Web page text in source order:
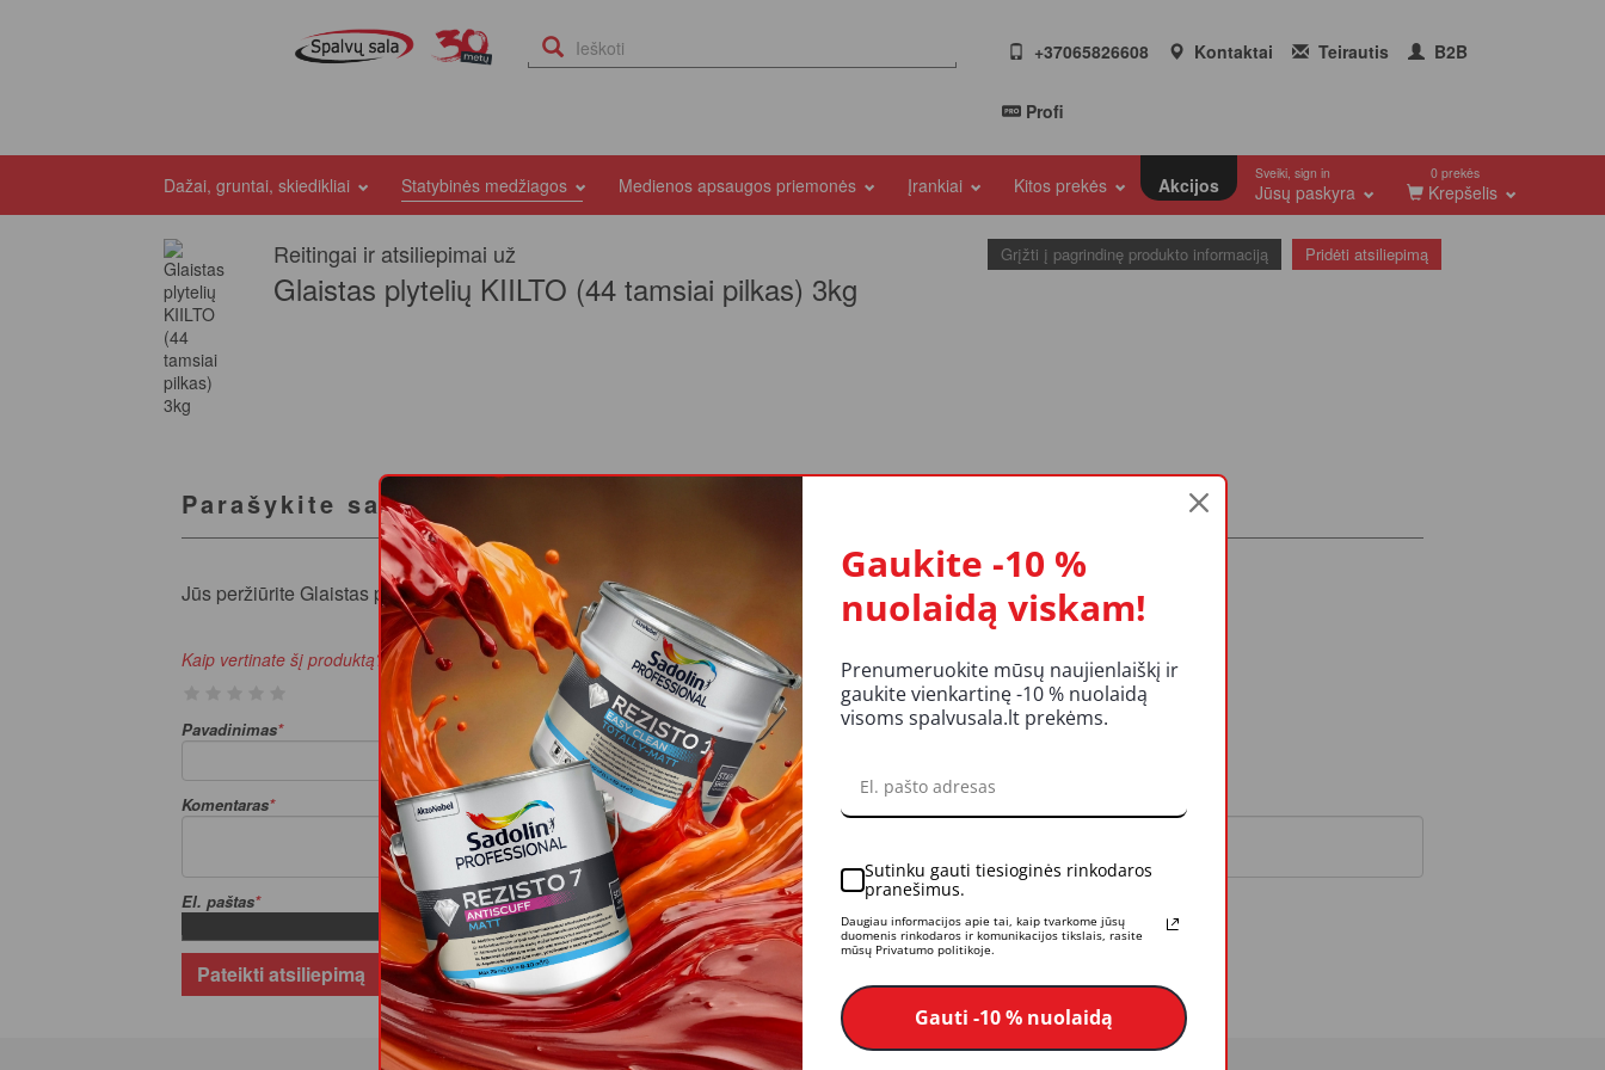
+37065826608 Kontaktai Teirautis B2B
Profi
Dažai, gruntai, skiedikliai Statybinės medžiagos Medienos apsaugos priemonės Įrankiai Kitos prekės Akcijos
Sveiki, sign in
Jūsų paskyra
0 prekės
Krepšelis
Reitingai ir atsiliepimai už
Glaistas plytelių KIILTO (44 tamsiai pilkas) 3kg
Grįžti į pagrindinę produkto informaciją Pridėti atsiliepimą
Parašykite savo atsiliepimą
Jūs peržiūrite Glaistas plytelių KIILTO (44 tamsiai pilkas) 3kg
Kaip vertinate šį produktą?
Pavadinimas
Komentaras
El. paštas
Pateikti atsiliepimą
Gaukite -10 %
nuolaidą viskam!
Prenumeruokite mūsų naujienlaiškį ir
gaukite vienkartinę -10 % nuolaidą
visoms spalvusala.lt prekėms.
Sutinku gauti tiesioginės rinkodaros
pranešimus.
Daugiau informacijos apie tai, kaip tvarkome jūsų
duomenis rinkodaros ir komunikacijos tikslais, rasite
mūsų Privatumo politikoje.
Gauti -10 % nuolaidą